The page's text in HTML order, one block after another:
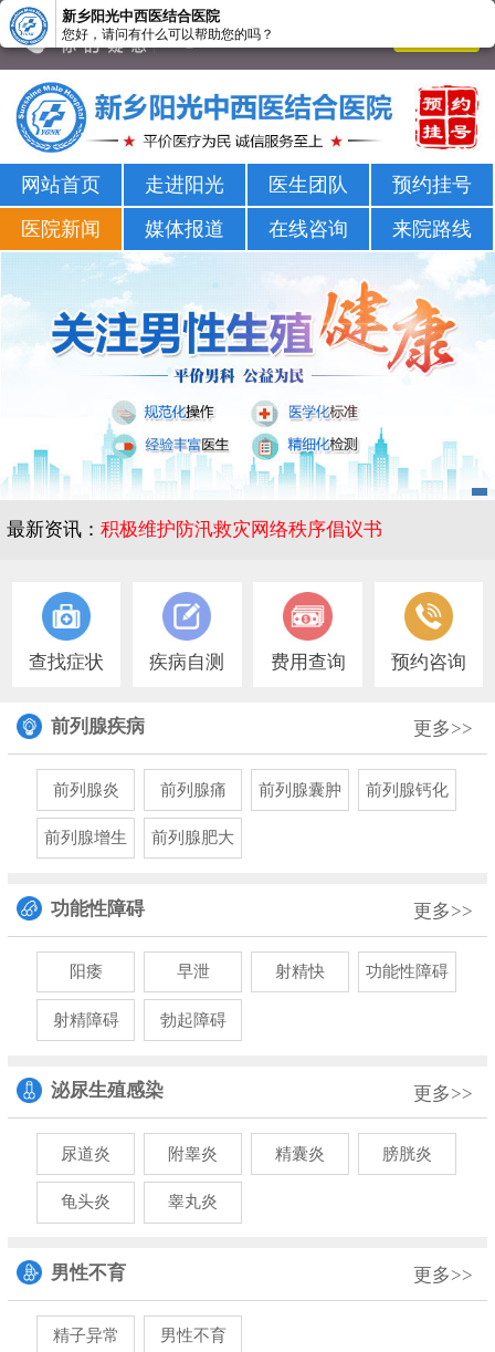
新乡男科医院-新乡市正规男科医院-新乡阳光男科医院
网站首页 走进阳光 医生团队
预约挂号
医院新闻
媒体报道 在线咨询 来院路线
最新资讯： 积极维护防汛救灾网络秩序倡议书
查找症状 疾病自测 费用查询 预约咨询
前列腺疾病 更多>>
前列腺炎 前列腺痛 前列腺囊肿 前列腺钙化
前列腺增生 前列腺肥大
功能性障碍 更多>>
阳痿 早泄 射精快 功能性障碍
射精障碍 勃起障碍
泌尿生殖感染 更多>>
尿道炎 附睾炎 精囊炎 膀胱炎
龟头炎 睾丸炎
男性不育 更多>>
精子异常 男性不育
新乡阳光中西医结合医院
您好，请问有什么可以帮助您的吗？